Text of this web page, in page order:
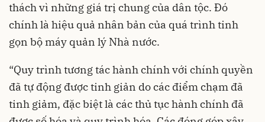
thách vì những giá trị chung của dân tộc. Đó
chính là hiệu quả nhân bản của quá trình tinh
gọn bộ máy quản lý Nhà nước.
“Quy trình tương tác hành chính với chính quyền
đã tự động được tinh giản do các điểm chạm đã
tinh giảm, đặc biệt là các thủ tục hành chính đã